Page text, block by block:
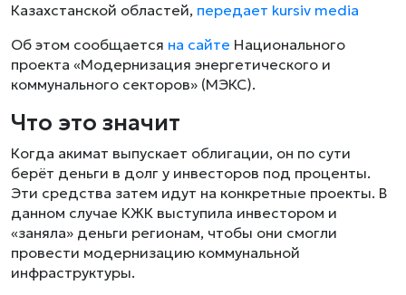
Казахстанской областей, передает kursiv media
Об этом сообщается на сайте Национального
проекта «Модернизация энергетического и
коммунального секторов» (МЭКС).
Что это значит
Когда акимат выпускает облигации, он по сути
берёт деньги в долг у инвесторов под проценты.
Эти средства затем идут на конкретные проекты. В
данном случае КЖК выступила инвестором и
«заняла» деньги регионам, чтобы они смогли
провести модернизацию коммунальной
инфраструктуры.